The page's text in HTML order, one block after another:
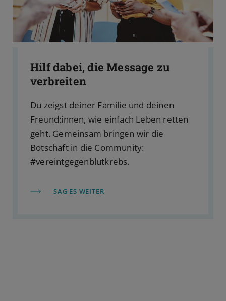
Hilf dabei, die Message zu
verbreiten
Du zeigst deiner Familie und deinen
Freund:innen, wie einfach Leben retten
geht. Gemeinsam bringen wir die
Botschaft in die Community:
#vereintgegenblutkrebs.
SAG ES WEITER